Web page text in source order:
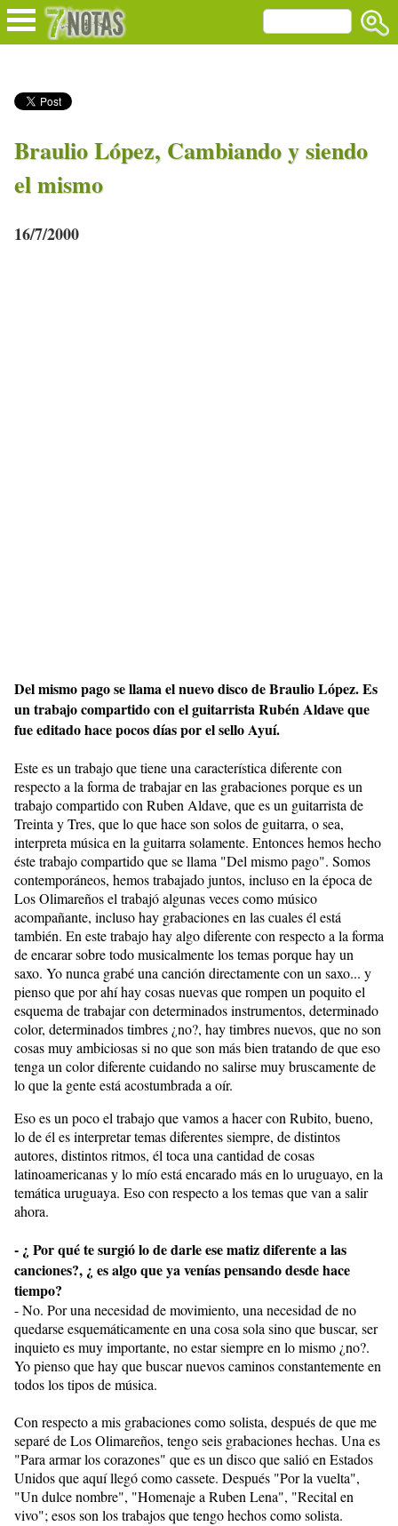
Braulio López, Cambiando y siendo
el mismo
16/7/2000
Del mismo pago se llama el nuevo disco de Braulio López. Es
un trabajo compartido con el guitarrista Rubén Aldave que
fue editado hace pocos días por el sello Ayuí.
Este es un trabajo que tiene una característica diferente con
respecto a la forma de trabajar en las grabaciones porque es un
trabajo compartido con Ruben Aldave, que es un guitarrista de
Treinta y Tres, que lo que hace son solos de guitarra, o sea,
interpreta música en la guitarra solamente. Entonces hemos hecho
éste trabajo compartido que se llama "Del mismo pago". Somos
contemporáneos, hemos trabajado juntos, incluso en la época de
Los Olimareños el trabajó algunas veces como músico
acompañante, incluso hay grabaciones en las cuales él está
también. En este trabajo hay algo diferente con respecto a la forma
de encarar sobre todo musicalmente los temas porque hay un
saxo. Yo nunca grabé una canción directamente con un saxo... y
pienso que por ahí hay cosas nuevas que rompen un poquito el
esquema de trabajar con determinados instrumentos, determinado
color, determinados timbres ¿no?, hay timbres nuevos, que no son
cosas muy ambiciosas si no que son más bien tratando de que eso
tenga un color diferente cuidando no salirse muy bruscamente de
lo que la gente está acostumbrada a oír.
Eso es un poco el trabajo que vamos a hacer con Rubito, bueno,
lo de él es interpretar temas diferentes siempre, de distintos
autores, distintos ritmos, él toca una cantidad de cosas
latinoamericanas y lo mío está encarado más en lo uruguayo, en la
temática uruguaya. Eso con respecto a los temas que van a salir
ahora.
- ¿ Por qué te surgió lo de darle ese matiz diferente a las
canciones?, ¿ es algo que ya venías pensando desde hace
tiempo?
- No. Por una necesidad de movimiento, una necesidad de no
quedarse esquemáticamente en una cosa sola sino que buscar, ser
inquieto es muy importante, no estar siempre en lo mismo ¿no?.
Yo pienso que hay que buscar nuevos caminos constantemente en
todos los tipos de música.
Con respecto a mis grabaciones como solista, después de que me
separé de Los Olimareños, tengo seis grabaciones hechas. Una es
"Para armar los corazones" que es un disco que salió en Estados
Unidos que aquí llegó como cassete. Después "Por la vuelta",
"Un dulce nombre", "Homenaje a Ruben Lena", "Recital en
vivo"; esos son los trabajos que tengo hechos como solista.